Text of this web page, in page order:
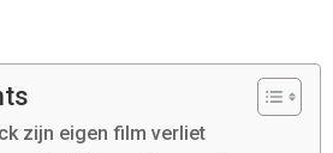
zijn eigen film verliet